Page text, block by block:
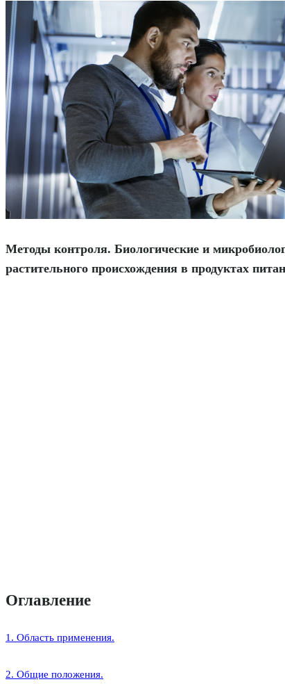
Методы контроля. Биологические и
растительного происхождения в продуктах
Оглавление
1. Область применения.
2. Общие положения.